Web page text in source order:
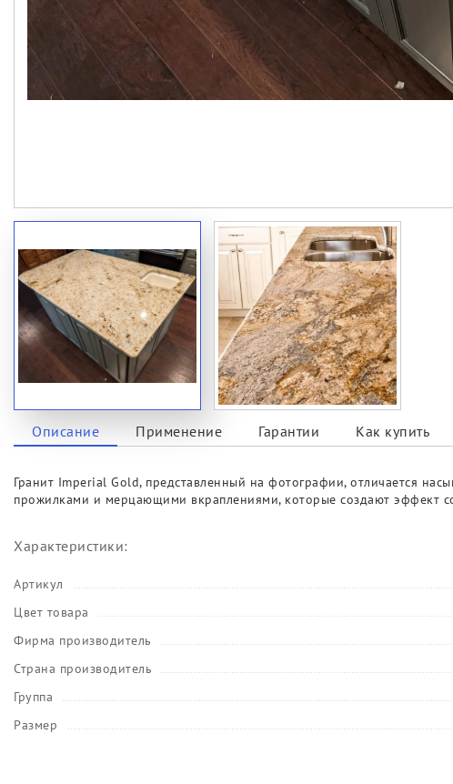
Описание Применение Гарантии Как купить
Гранит Imperial Gold, представленный на фотографии, отличается
прожилками и мерцающими вкраплениями, которые создают эффект
Характеристики:
Артикул
Цвет товара
Фирма производитель
Страна производитель
Группа
Размер